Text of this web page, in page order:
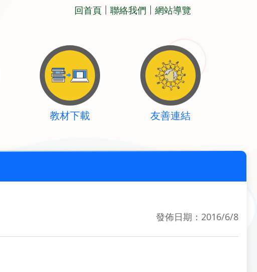
回首頁 聯絡我們 網站導覽
教材下載 友善連結
發佈日期：2016/6/8